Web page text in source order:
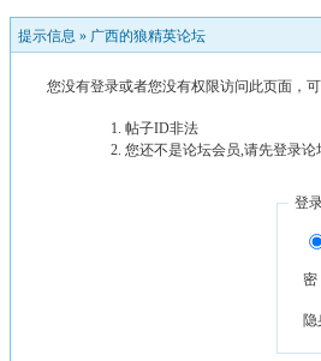
提示信息 » 广西的狼精英论坛
您没有登录或者您没有权限访问此页面，
帖子ID非法
您还不是论坛会员,请先登录论
登
隐